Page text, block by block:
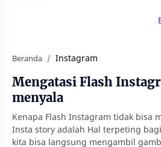
Beranda Instagram
Mengatasi Flash
menyala
Kenapa Flash Instagram tidak bisa
Insta story adalah Hal terpeting
kita bisa langsung mengambil gamb